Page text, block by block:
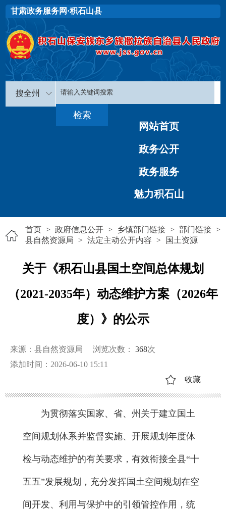
甘肃政务服务网·积石山县
搜全州
网站首页
政务公开
政务服务
魅力积石山
首页 > 政府信息公开 > 乡镇部门链接 > 部门链接 >
县自然资源局 > 法定主动公开内容 > 国土资源
关于《积石山县国土空间总体规划
（2021-2035年）动态维护方案（2026年
度）》的公示
来源：县自然资源局 浏览次数： 368次
添加时间：2026-06-10 15:11
收藏
为贯彻落实国家、省、州关于建立国土
空间规划体系并监督实施、开展规划年度体
检与动态维护的有关要求，有效衔接全县“十
五五”发展规划，充分发挥国土空间规划在空
间开发、利用与保护中的引领管控作用，统